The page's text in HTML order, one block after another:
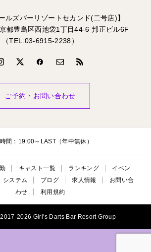
ルズバーリゾートセカンド(二号店)】
都豊島区西池袋1丁目44-6 邦正ビル6F
（TEL:03-6915-2238）
ご予約・お問い合わせ
間：19:00～LAST（年中無休）
キャスト一覧 ランキング
イベン
システム ブログ 求人情報
お問い合
わせ
利用規約
2026 Girl's Darts Bar Resort Group